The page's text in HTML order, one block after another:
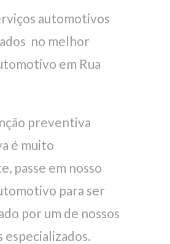
automotivos
no melhor
em Rua
preventiva
é muito
passe em nosso
para ser
por um de nossos
especializados.